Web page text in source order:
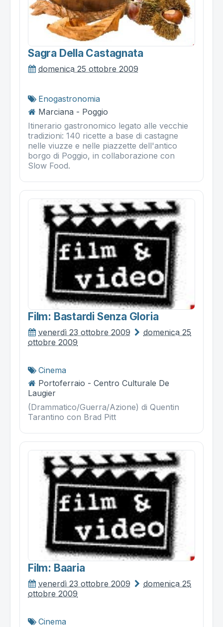
Sagra Della Castagnata
domenica 25 ottobre 2009
Enogastronomia
Marciana - Poggio
Itinerario gastronomico legato alle vecchie
tradizioni: 140 ricette a base di castagne
nelle viuzze e nelle piazzette dell'antico
borgo di Poggio, in collaborazione con
Slow Food.
Film: Bastardi Senza Gloria
venerdì 23 ottobre 2009
domenica 25
ottobre 2009
Cinema
Portoferraio - Centro Culturale De
Laugier
(Drammatico/Guerra/Azione) di Quentin
Tarantino con Brad Pitt
Film: Baaria
venerdì 23 ottobre 2009
domenica 25
ottobre 2009
Cinema